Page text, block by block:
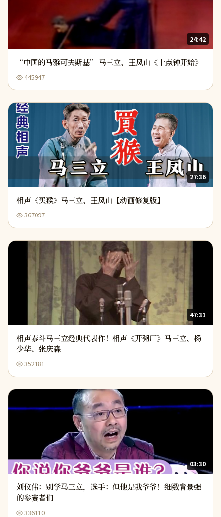
24:42
“中国的马雅可夫斯基” 马三立、王凤山《十点钟开始》
445947
27:36
相声《买猴》马三立、王凤山【动画修复版】
367097
47:31
相声泰斗马三立经典代表作！相声《开粥厂》马三立、杨
少华、张庆森
352181
03:30
刘仪伟：别学马三立，选手：但他是我爷爷！细数背景强
的参赛者们
336110